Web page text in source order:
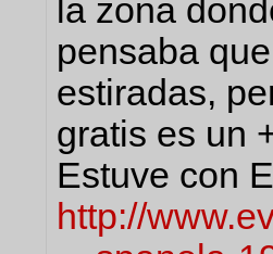
la zona
pensaba
estiradas,
gratis es un
Estuve con
http://